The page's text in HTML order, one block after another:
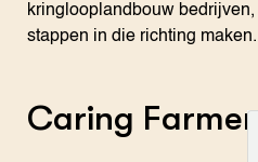
kringlooplandbouw
stappen in die richting maken.
Caring